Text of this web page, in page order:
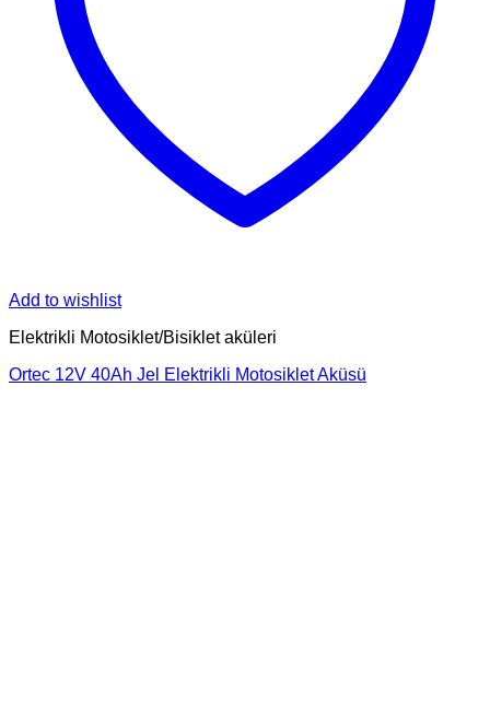
Add to wishlist
Elektrikli Motosiklet/Bisiklet aküleri
Ortec 12V 40Ah Jel Elektrikli Motosiklet Aküsü